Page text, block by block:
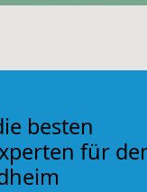
besten
für